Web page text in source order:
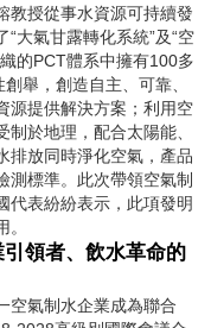
教授從事水資源可持續發
大氣甘露轉化系統”及“空
的PCT體系中擁有100多
舉，創造自主、可靠、
源提供解決方案；利用空
於地理，配合太陽能、
排放同時淨化空氣，產品
測標準。此次帶領空氣制
代表紛紛表示，此項發明
領者、飲水革命的
空氣制水企業成為聯合